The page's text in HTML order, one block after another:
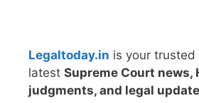
Legaltoday.in is your
latest Supreme Court news,
judgments, and legal